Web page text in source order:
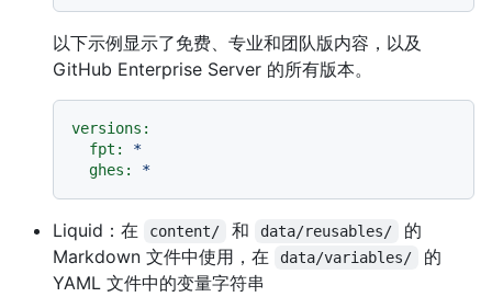
以下示例显示了免费、专业和团队版内容，以及
GitHub Enterprise Server 的所有版本。
versions:
fpt:
*
ghes:
*
Liquid：在 content/ 和 data/reusables/
的
Markdown 文件中使用，在
data/variables/
的
YAML 文件中的变量字符串